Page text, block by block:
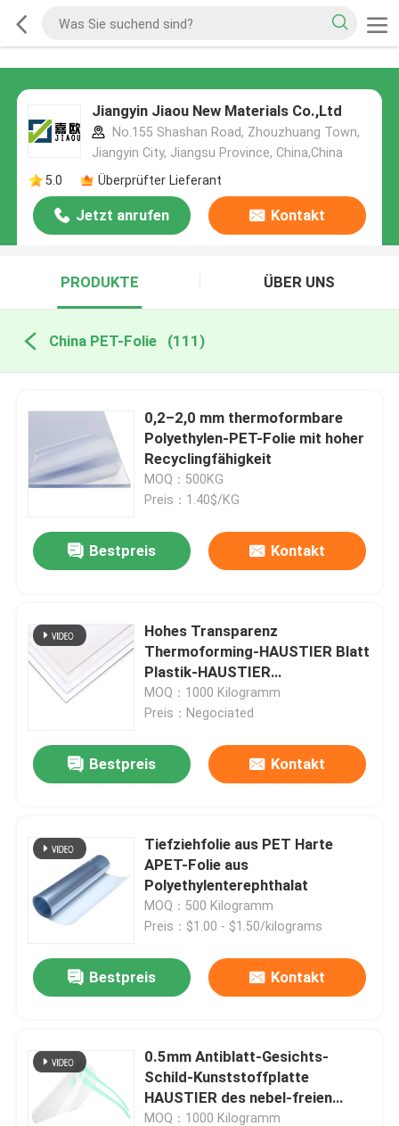
Jiangyin Jiaou New Materials Co.,Ltd
No.155 Shashan Road, Zhouzhuang Town,
Jiangyin City, Jiangsu Province, China,China
5.0
Überprüfter Lieferant
Jetzt anrufen Kontakt
PRODUKTE ÜBER UNS
China PET-Folie (111)
0,2–2,0 mm thermoformbare
Polyethylen-PET-Folie mit hoher
Recyclingfähigkeit
MOQ：500KG
Preis：1.40$/KG
Bestpreis Kontakt
Hohes Transparenz
Thermoforming-HAUSTIER Blatt
Plastik-HAUSTIER
Faltschachteln
MOQ：1000 Kilogramm
Preis：Negociated
Bestpreis Kontakt
Tiefziehfolie aus PET Harte
APET-Folie aus
Polyethylenterephthalat
MOQ：500 Kilogramm
Preis：$1.00 - $1.50/kilograms
Bestpreis Kontakt
0.5mm Antiblatt-Gesichts-
Schild-Kunststoffplatte
HAUSTIER des nebel-freien
Raumes
MOQ：1000 Kilogramm